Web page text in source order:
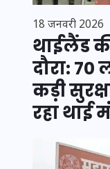
18 जनवरी 2026
थाईलैंड
दौरा:
कड़ी
रहा थाई